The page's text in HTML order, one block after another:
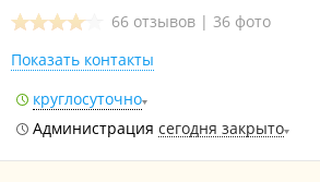
66 отзывов | 36 фото
Показать контакты
круглосуточно
Администрация сегодня закрыто